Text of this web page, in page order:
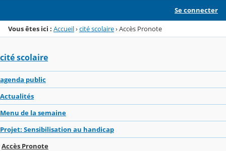
Se connecter
Vous êtes ici : Accueil›cité scolaire›Accès Pronote
cité scolaire
agenda public
Actualités
Menu de la semaine
Projet: Sensibilisation au handicap
Accès Pronote